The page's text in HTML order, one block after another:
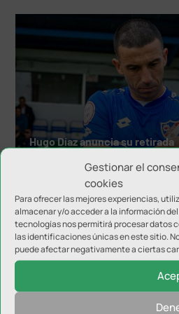
Gestionar el
cookies
Para ofrecer las mejores experiencias,
almacenar y/o acceder a la información
tecnologías nos permitirá procesar datos
las identificaciones únicas en este sitio.
puede afectar negativamente a ciertas
Hugo Díaz anuncia su retirada